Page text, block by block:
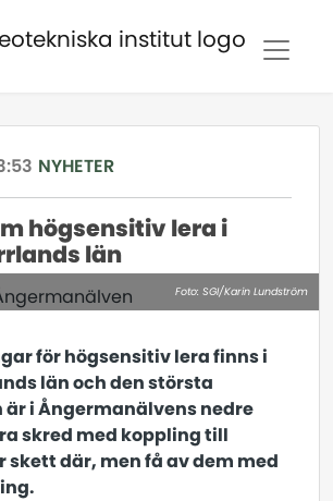
NYHETER
högsensitiv lera i
län
Foto: SGI/Karin Lundström
för högsensitiv lera finns i
län och den största
i Ångermanälvens nedre
skred med koppling till
skett där, men få av dem med